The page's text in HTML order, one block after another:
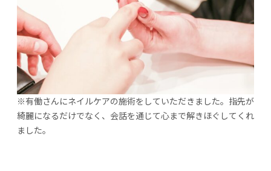
有働さんにネイルケアの施術をしていただきました。指先が
綺麗になるだけでなく、会話を通じて心まで解きほぐしてくれ
ました。